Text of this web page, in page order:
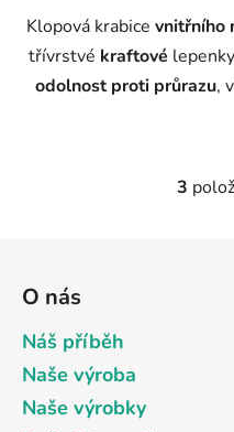
Klopová krabice vnitřního
třívrstvé kraftové
odolnost proti průrazu,
3
O nás
Náš příběh
Naše výroba
Naše výrobky